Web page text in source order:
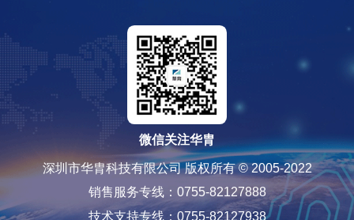
微信关注华胄
深圳市华胄科技有限公司 版权所有 © 2005-2022
销售服务专线：0755-82127888
技术支持专线：0755-82127938